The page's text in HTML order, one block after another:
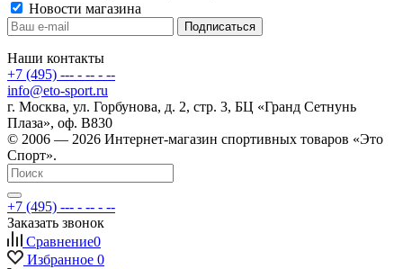
Новости магазина
Наши контакты
+7 (495) --- - -- - --
info@eto-sport.ru
г. Москва, ул. Горбунова, д. 2, стр. 3, БЦ «Гранд Сетнунь
Плаза», оф. В830
© 2006 — 2026 Интернет-магазин спортивных товаров «Это
Спорт».
+7 (495) --- - -- - --
Заказать звонок
Сравнение0
Избранное 0